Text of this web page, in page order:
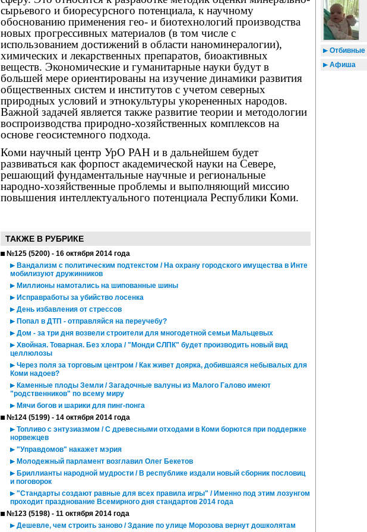
сырьевого и биоресурсного потенциала, к научному
обоснованию применения гео- и биотехнологий производства
новых прогрессивных материалов (в том числе с
использованием достижений в области наноминералогии),
химических и лекарственных препаратов, биоактивных
веществ. Экономические и гуманитарные науки будут в
большей мере ориентированы на изучение динамики развития
общественных систем и институтов с учетом северных
природных условий и этнокультуры укорененных народов.
Важной задачей является также развитие теории и методологии
воспроизводства природно-хозяйственных комплексов на
основе геосистемного подхода.
Коми научный центр УрО РАН и в дальнейшем будет
развиваться как форпост академической науки на Севере,
решающий фундаментальные научные и региональные
народно-хозяйственные проблемы и выполняющий миссию
повышения интеллектуального потенциала Республики Коми.
ТАКЖЕ В РУБРИКЕ
№125 (5200) - 16 октября 2014 года
Вандализм с политическим подтекстом / На охрану городского имущества в Инте
мобилизуют дружинников
Миллионы намотались на шипованные шины
Исправработы за убийство лосенка
День избавления от стрессов
Попал в ДТП - отправляйся на переучебу?
Дом - за три дня возвели строители для многодетной семьи Мальцевых
Хвойная. Товарная. Без хлора / "Монди СЛПК" будет производить новый вид
целлюлозы
Через поля за торговым центром / Как живет доярка, добившаяся небывалых для
Коми надоев?
Каменные плоды Земли / Загадочные валуны из Малого Галово имеют
"родственников" по всему миру
Мячи богов и шарики для пинг-понга
№124 (5199) - 14 октября 2014 года
Топливо с энтузиазмом / С древесными отходами в Коми борются при поддержке
норвежцев
"Управдомов" накажет мэрия
Молодежный парламент возглавил Олег Бекетов
Бриллианты народной мудрости / В республике издали новый сборник пословиц
и поговорок
"Стандарты создают равные для всех правила игры" / Именно под этим лозунгом
проходит празднование Всемирного дня стандартов 2014 года
№123 (5198) - 11 октября 2014 года
Дешевле, чем строить заново / Здание по улице Морозова вернут дошколятам
Отбивные
Афиша